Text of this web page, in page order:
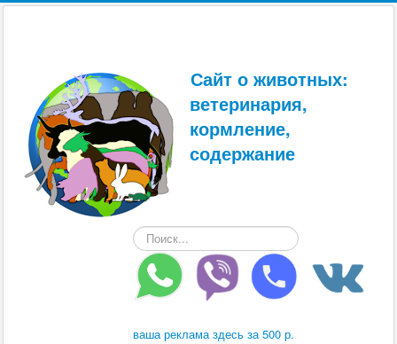
Сайт о животных:
ветеринария,
кормление,
содержание
Искать...
ваша реклама здесь за 500 р.